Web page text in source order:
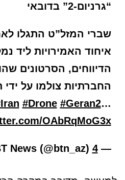
“גרניום-2” בדובאי
שברי המזל”ט התגלו
איחוד האמירויות ליד
הדיווחים, הסרטונים
החברתיות צולמו על ידי
#Drone #Geran2…
OAbRqMoG3x
— BT News (@btn_az)4 במרץ 2026